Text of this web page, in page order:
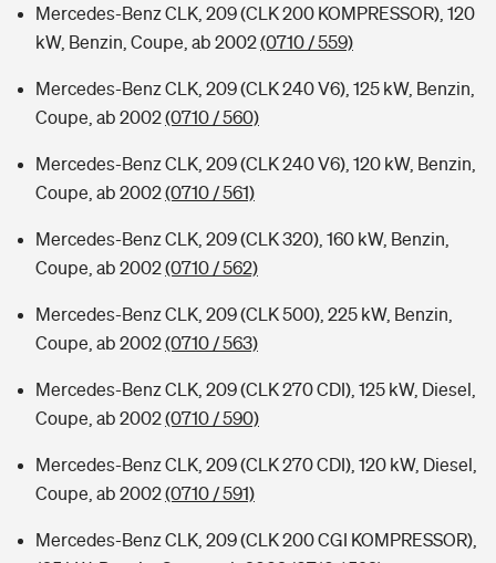
Mercedes-Benz CLK, 209 (CLK 200 KOMPRESSOR), 120
kW, Benzin, Coupe, ab 2002(0710 / 559)
Mercedes-Benz CLK, 209 (CLK 240 V6), 125 kW, Benzin,
Coupe, ab 2002(0710 / 560)
Mercedes-Benz CLK, 209 (CLK 240 V6), 120 kW, Benzin,
Coupe, ab 2002(0710 / 561)
Mercedes-Benz CLK, 209 (CLK 320), 160 kW, Benzin,
Coupe, ab 2002(0710 / 562)
Mercedes-Benz CLK, 209 (CLK 500), 225 kW, Benzin,
Coupe, ab 2002(0710 / 563)
Mercedes-Benz CLK, 209 (CLK 270 CDI), 125 kW, Diesel,
Coupe, ab 2002(0710 / 590)
Mercedes-Benz CLK, 209 (CLK 270 CDI), 120 kW, Diesel,
Coupe, ab 2002(0710 / 591)
Mercedes-Benz CLK, 209 (CLK 200 CGI KOMPRESSOR),